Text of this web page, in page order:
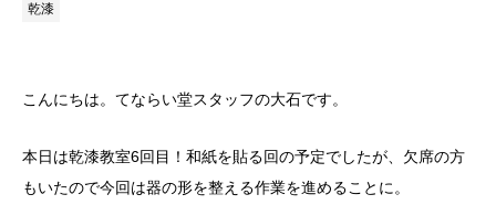
乾漆
こんにちは。てならい堂スタッフの大石です。
本日は乾漆教室6回目！和紙を貼る回の予定でしたが、欠席の方
もいたので今回は器の形を整える作業を進めることに。